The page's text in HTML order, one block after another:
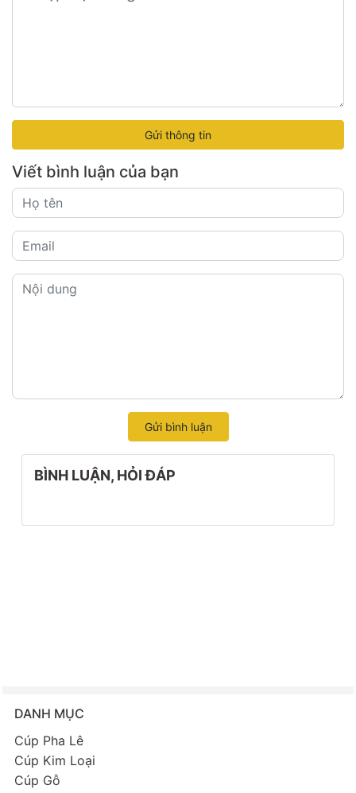
Gửi thông tin
Viết bình luận của bạn
Gửi bình luận
BÌNH LUẬN, HỎI ĐÁP
DANH MỤC
Cúp Pha Lê
Cúp Kim Loại
Cúp Gỗ